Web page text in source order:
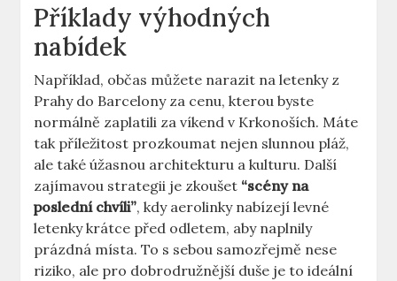
Příklady výhodných
nabídek
Například, občas můžete narazit na letenky z
Prahy do Barcelony za cenu, kterou byste
normálně zaplatili za víkend v Krkonoších. Máte
tak příležitost prozkoumat nejen slunnou pláž,
ale také úžasnou architekturu a kulturu. Další
zajímavou strategii je zkoušet “scény na
poslední chvíli”, kdy aerolinky nabízejí levné
letenky krátce před odletem, aby naplnily
prázdná místa. To s sebou samozřejmě nese
riziko, ale pro dobrodružnější duše je to ideální